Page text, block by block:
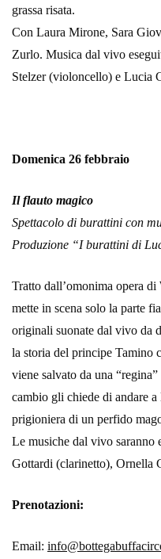
grassa risata.
Con Laura Mirone, Sara
Zurlo. Musica dal vivo
Stelzer (violoncello) e Lucia
Domenica 26 febbraio
Il flauto magico
Spettacolo di burattini con
Produzione “I burattini di
Tratto dall’omonima opera
mette in scena solo la parte
originali suonate dal vivo da
la storia del principe Tamino
viene salvato da una
cambio gli chiede di andare
prigioniera di un perfido
Le musiche dal vivo saranno
Gottardi (clarinetto), Ornella
Prenotazioni:
Email: